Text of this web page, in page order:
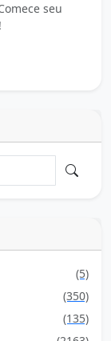
seu
(5)
(350)
(135)